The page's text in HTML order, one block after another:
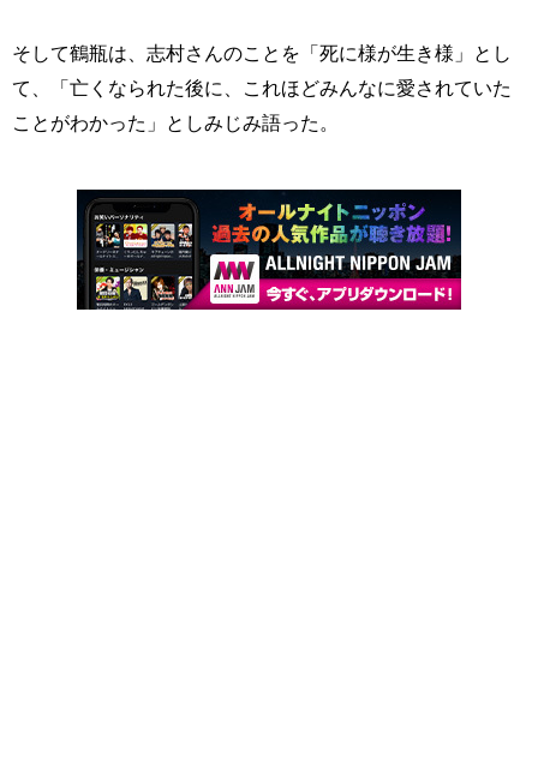
そして鶴瓶は、志村さんのことを「死に様が生き様」とし
て、「亡くなられた後に、これほどみんなに愛されていた
ことがわかった」としみじみ語った。